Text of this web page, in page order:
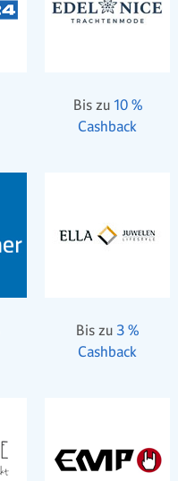
Bis zu 10 %
Cashback
Bis zu 3 %
Cashback